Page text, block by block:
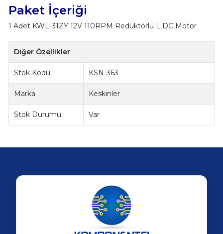
Paket İçeriği
1 Adet KWL-31ZY 12V 110RPM Redüktörlü L DC Motor
Diğer Özellikler
Stok Kodu KSN-363
Marka Keskinler
Stok Durumu Var